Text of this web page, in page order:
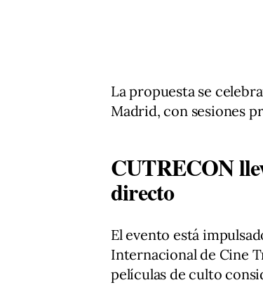
La propuesta se
Madrid, con sesiones
CUTRECON
directo
El evento está
Internacional de Cine
películas de culto